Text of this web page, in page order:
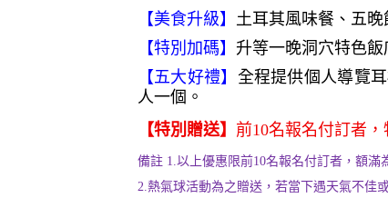
【美食升級】
土耳其風味餐、五晚
【特別加碼】 升等一晚洞穴特色
【五大好禮】 全程提供個人導覽
人一個。
【特別贈送】 前10名報名付訂者
備註 1. 以上優惠限前10名報名付訂者，額滿
2. 熱氣球活動為之贈送，若當下遇天氣不佳